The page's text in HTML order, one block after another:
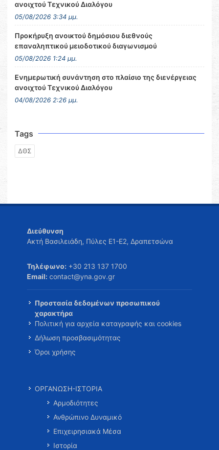
ανοιχτού Τεχνικού Διαλόγου
05/08/2026 3:34 μμ.
Προκήρυξη ανοικτού δημόσιου διεθνούς
επαναληπτικού μειοδοτικού διαγωνισμού
05/08/2026 1:24 μμ.
Ενημερωτική συνάντηση στο πλαίσιο της διενέργειας
ανοιχτού Τεχνικού Διαλόγου
04/08/2026 2:26 μμ.
Tags
ΔΘΣ
Διεύθυνση
Ακτή Βασιλειάδη, Πύλες Ε1-Ε2, Δραπετσώνα
Τηλέφωνο: +30 213 137 1700
Email: contact@yna.gov.gr
Προστασία δεδομένων προσωπικού
χαρακτήρα
Πολιτική για αρχεία καταγραφής και cookies
Δήλωση προσβασιμότητας
Όροι χρήσης
ΟΡΓΑΝΩΣΗ-ΙΣΤΟΡΙΑ
Αρμοδιότητες
Ανθρώπινο Δυναμικό
Επιχειρησιακά Μέσα
Ιστορία